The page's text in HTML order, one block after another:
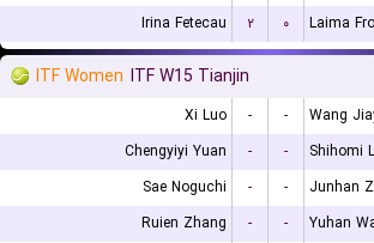
Irina Fetecau
۲ ۰ Laima
ITF Women ITF W15 Tianjin
Xi Luo - -
Wang
Chengyiyi Yuan
- -
Shihomi
Sae Noguchi
- -
Junhan
Ruien Zhang
- -
Yuhan